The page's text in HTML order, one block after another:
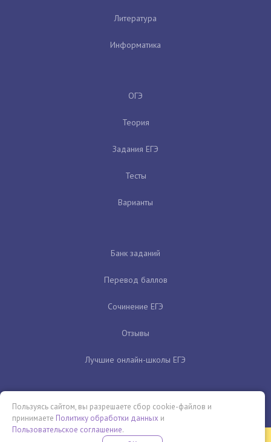
Литература
Информатика
ОГЭ
Теория
Задания ЕГЭ
Тесты
Варианты
Банк заданий
Перевод баллов
Сочинение ЕГЭ
Отзывы
Лучшие онлайн-школы ЕГЭ
Пользуясь сайтом, вы разрешаете сбор cookie-файлов и
принимаете Политику обработки данных и
Пользовательское соглашение.